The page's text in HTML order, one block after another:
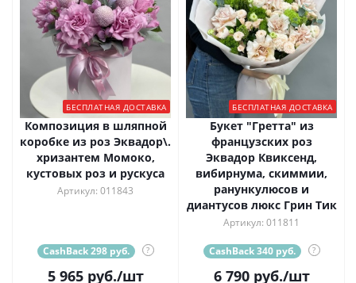
БЕСПЛАТНАЯ ДОСТАВКА
Композиция в шляпной
коробке из роз Эквадор\.
хризантем Момоко,
кустовых роз и рускуса
Артикул: 011843
CashBack 298 руб. ?
5 965руб./шт
БЕСПЛАТНАЯ ДОСТАВКА
Букет "Гретта" из
французских роз
Эквадор Квиксенд,
вибирнума, скиммии,
ранункулюсов и
диантусов люкс Грин Тик
Артикул: 011811
CashBack 340 руб. ?
6 790руб./шт